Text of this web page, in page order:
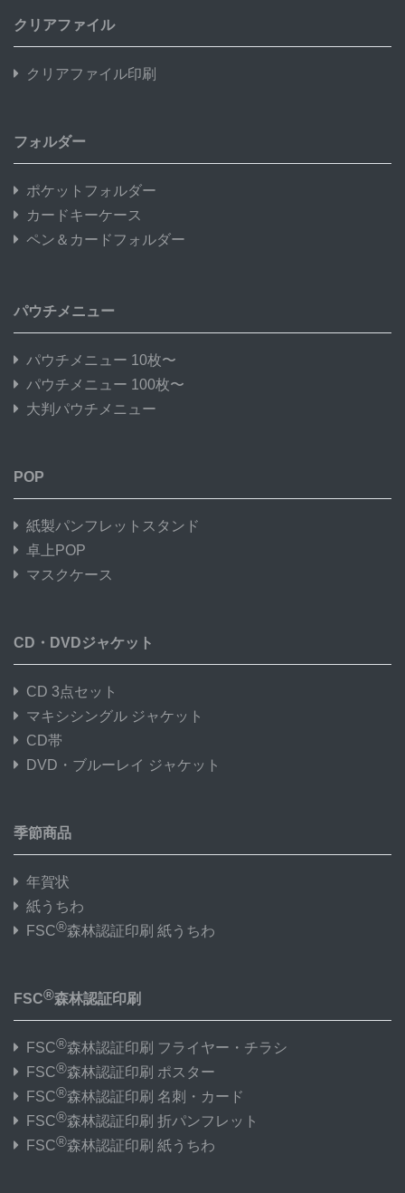
クリアファイル
クリアファイル印刷
フォルダー
ポケットフォルダー
カードキーケース
ペン＆カードフォルダー
パウチメニュー
パウチメニュー 10枚〜
パウチメニュー 100枚〜
大判パウチメニュー
POP
紙製パンフレットスタンド
卓上POP
マスクケース
CD・DVDジャケット
CD 3点セット
マキシシングル ジャケット
CD帯
DVD・ブルーレイ ジャケット
季節商品
年賀状
紙うちわ
FSC®森林認証印刷 紙うちわ
FSC®森林認証印刷
FSC®森林認証印刷 フライヤー・チラシ
FSC®森林認証印刷 ポスター
FSC®森林認証印刷 名刺・カード
FSC®森林認証印刷 折パンフレット
FSC®森林認証印刷 紙うちわ